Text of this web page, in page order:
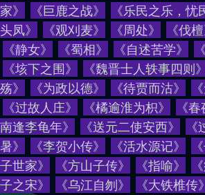
家》 《巨鹿之战》 《乐民之乐，忧
头凤》 《观刈麦》 《周处》 《伐檀
《静女》 《蜀相》 《自述苦学》 《
《垓下之围》 《魏晋士人轶事四则》
殇》 《为政以德》 《待贾而沽》 《
《过故人庄》 《橘逾淮为枳》 《春
南逢李龟年》 《送元二使安西》 《
暑》 《李贺小传》 《活水源记》 《
子世家》 《方山子传》 《指喻》 《
子之宋》 《乌江自刎》 《大铁椎传》